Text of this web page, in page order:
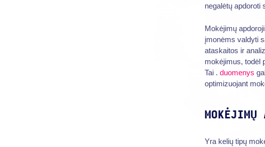
negalėtų apdoroti
Mokėjimų
įmonėms valdyti
ataskaitos ir
mokėjimus, todėl
Tai . duomenys
optimizuojant
Yra kelių tipų